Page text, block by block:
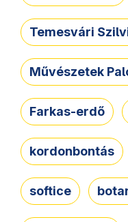
Temesvári
Művészetek
Farkas-erdő
kordonbontás
softice